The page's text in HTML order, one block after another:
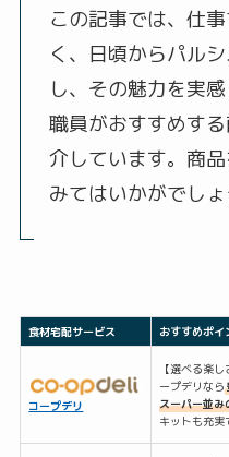
この記事では、仕
く、日頃からパル
し、その魅力を実
職員がおすすめす
介しています。商
みてはいかがでしょ
食材宅配サービス おすすめポイ
コープデリ
【選べる楽
ープデリなら
スーパー並
キットも充実